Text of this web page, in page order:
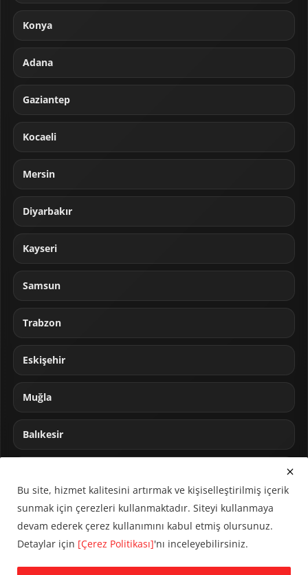
Konya
Adana
Gaziantep
Kocaeli
Mersin
Diyarbakır
Kayseri
Samsun
Trabzon
Eskişehir
Muğla
Balıkesir
© 2024 CUMHA (Cumhur Haber Ajansı) Tüm hakları saklıdır.
Bu site, hizmet kalitesini artırmak ve kişiselleştirilmiş içerik
sunmak için çerezleri kullanmaktadır. Siteyi kullanmaya
devam ederek çerez kullanımını kabul etmiş olursunuz.
Detaylar için [Çerez Politikası]'nı inceleyebilirsiniz.